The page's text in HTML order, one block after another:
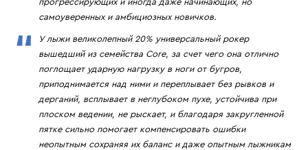
самоуверенных и амбициозных новичков.
У лыжи великолепный 20% универсальный рокер
вышедший из семейства Core, за счет чего она отлично
поглощает ударную нагрузку в ноги от бугров,
приподнимается над ними и переплывает без рывков и
дерганий, всплывает в неглубоком пухе, устойчива при
плоском ведении, не рыскает, и благодаря закругленной
пятке сильно помогает компенсировать ошибки
неопытным сохраняя их баланс и даже опытным лыжникам